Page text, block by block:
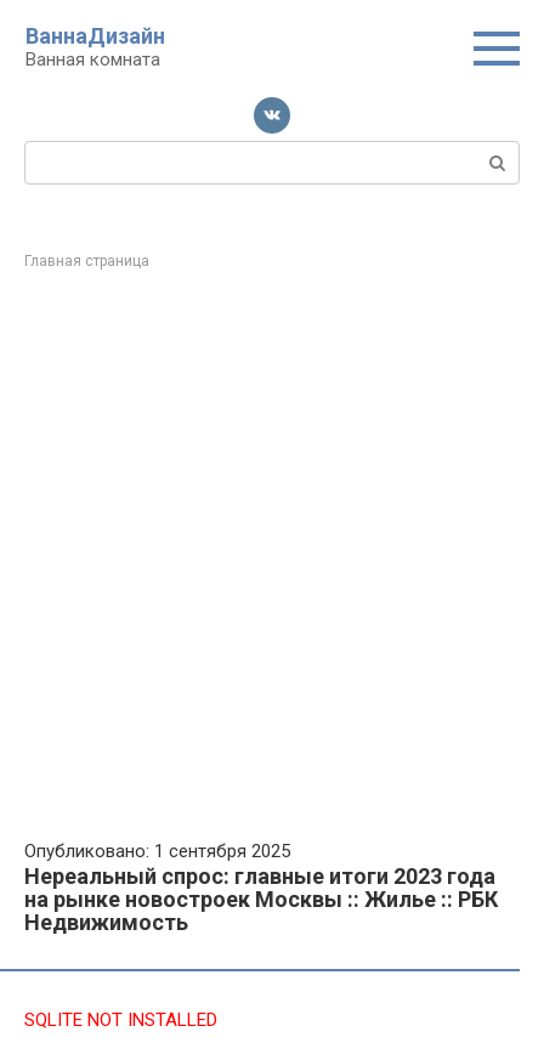
контенту
ВаннаДизайн
Ванная комната
Поиск:
Главная страница
Опубликовано: 1 сентября 2025
Нереальный спрос: главные итоги 2023 года
на рынке новостроек Москвы :: Жилье :: РБК
Недвижимость
SQLITE NOT INSTALLED